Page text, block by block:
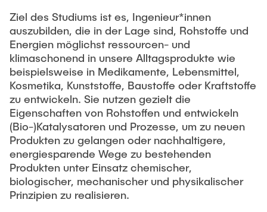
Ziel des Studiums ist es, Ingenieur*innen
auszubilden, die in der Lage sind, Rohstoffe und
Energien möglichst ressourcen- und
klimaschonend in unsere Alltagsprodukte wie
beispielsweise in Medikamente, Lebensmittel,
Kosmetika, Kunststoffe, Baustoffe oder Kraftstoffe
zu entwickeln. Sie nutzen gezielt die
Eigenschaften von Rohstoffen und entwickeln
(Bio-)Katalysatoren und Prozesse, um zu neuen
Produkten zu gelangen oder nachhaltigere,
energiesparende Wege zu bestehenden
Produkten unter Einsatz chemischer,
biologischer, mechanischer und physikalischer
Prinzipien zu realisieren.